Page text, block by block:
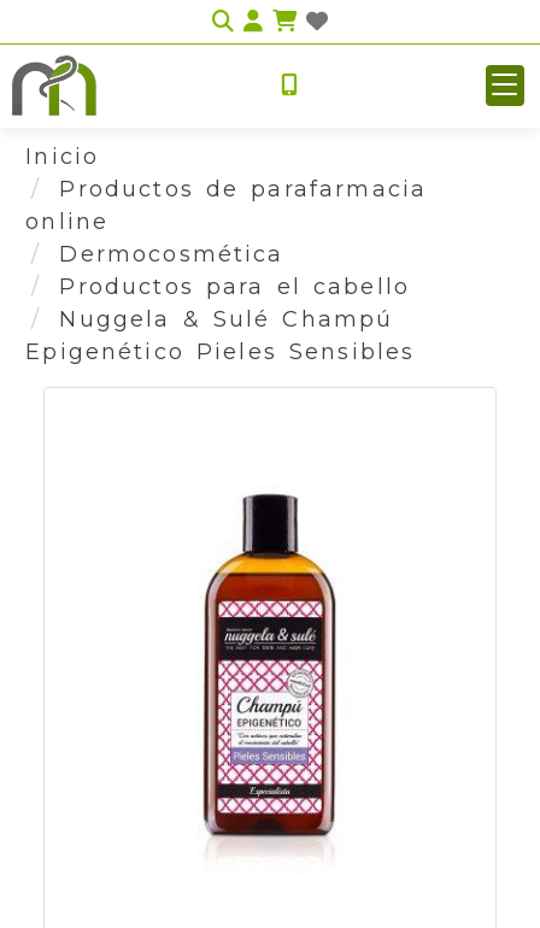
Identifícate
Inicio
Productos de parafarmacia
online
Dermocosmética
Productos para el cabello
Nuggela & Sulé Champú
Epigenético Pieles Sensibles